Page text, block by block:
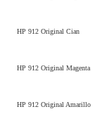
HP 912 Original Cian
HP 912 Original Magenta
HP 912 Original Amarillo